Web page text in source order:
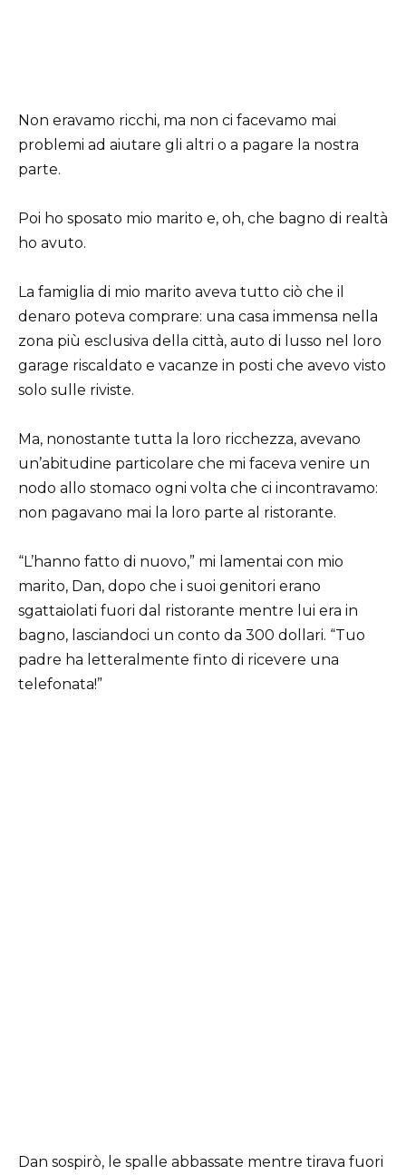
Non eravamo ricchi, ma non ci facevamo mai
problemi ad aiutare gli altri o a pagare la nostra
parte.
Poi ho sposato mio marito e, oh, che bagno di realtà
ho avuto.
La famiglia di mio marito aveva tutto ciò che il
denaro poteva comprare: una casa immensa nella
zona più esclusiva della città, auto di lusso nel loro
garage riscaldato e vacanze in posti che avevo visto
solo sulle riviste.
Ma, nonostante tutta la loro ricchezza, avevano
un’abitudine particolare che mi faceva venire un
nodo allo stomaco ogni volta che ci incontravamo:
non pagavano mai la loro parte al ristorante.
“L’hanno fatto di nuovo,” mi lamentai con mio
marito, Dan, dopo che i suoi genitori erano
sgattaiolati fuori dal ristorante mentre lui era in
bagno, lasciandoci un conto da 300 dollari. “Tuo
padre ha letteralmente finto di ricevere una
telefonata!”
Dan sospirò, le spalle abbassate mentre tirava fuori